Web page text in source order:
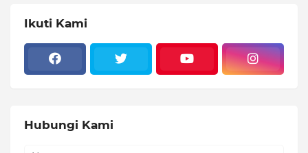
Ikuti Kami
Hubungi Kami